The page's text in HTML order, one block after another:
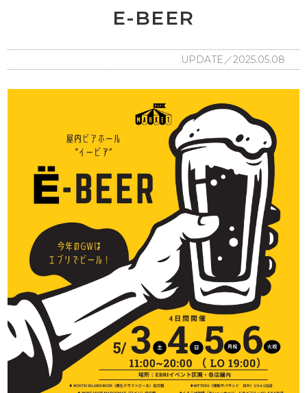
E-BEER
UPDATE／2025.05.08